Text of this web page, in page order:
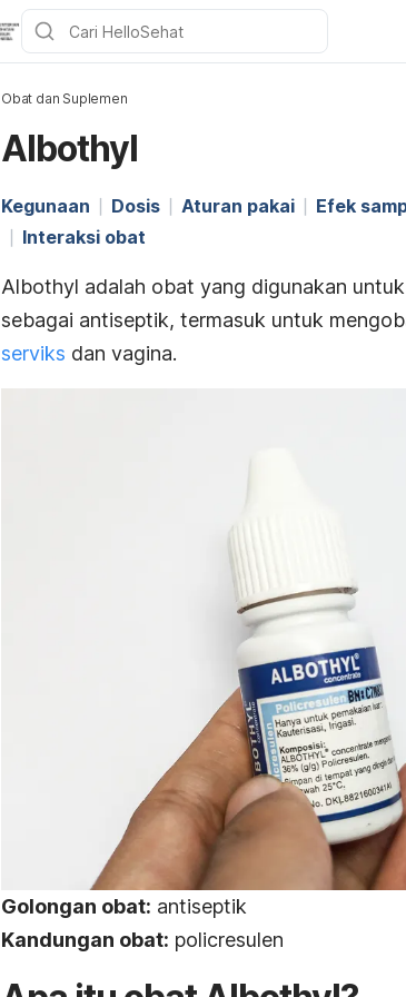
Obat dan Suplemen
Albothyl
Kegunaan Dosis Aturan pakai Efek
Interaksi obat
Albothyl adalah obat yang digunakan
sebagai antiseptik, termasuk untuk
serviks dan vagina.
Golongan obat: antiseptik
Kandungan obat: policresulen